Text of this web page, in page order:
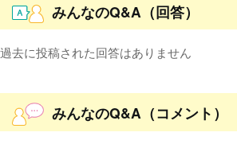
みんなのQ&A（回答）
過去に投稿された回答はありません
みんなのQ&A（コメント）